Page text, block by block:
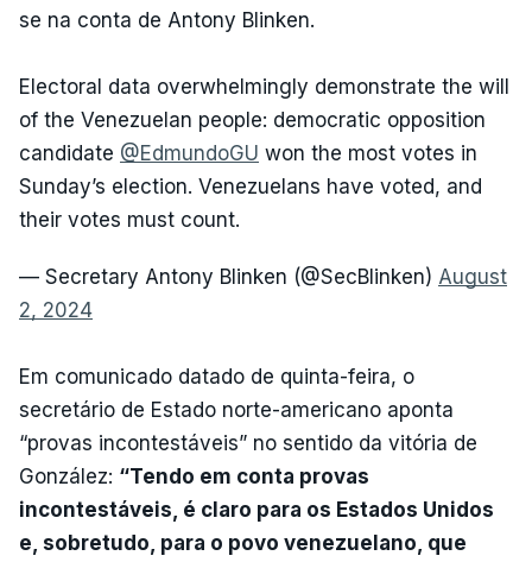
se na conta de Antony Blinken.
Electoral data overwhelmingly demonstrate the will
of the Venezuelan people: democratic opposition
candidate @EdmundoGU won the most votes in
Sunday’s election. Venezuelans have voted, and
their votes must count.
— Secretary Antony Blinken (@SecBlinken) August
2, 2024
Em comunicado datado de quinta-feira, o
secretário de Estado norte-americano aponta
“provas incontestáveis” no sentido da vitória de
González: “Tendo em conta provas
incontestáveis, é claro para os Estados Unidos
e, sobretudo, para o povo venezuelano, que